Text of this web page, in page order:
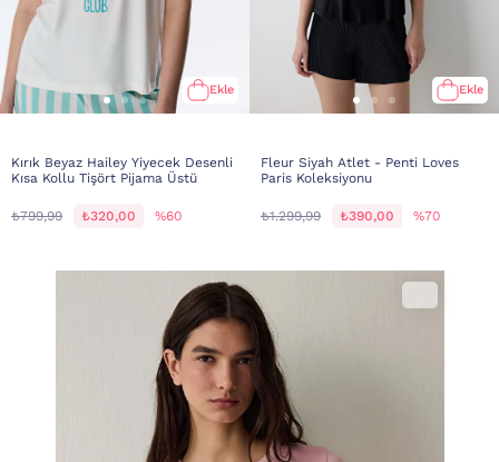
Ekle
Kırık Beyaz Hailey Yiyecek Desenli
Kısa Kollu Tişört Pijama Üstü
₺799,99 ₺320,00 %60
Ekle
Fleur Siyah Atlet - Penti Loves
Paris Koleksiyonu
₺1.299,99 ₺390,00 %70